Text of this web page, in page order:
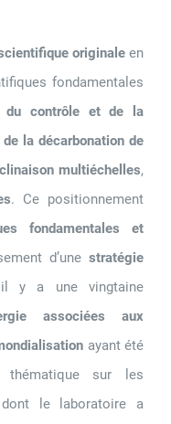
originaleen
fondamentales
du contrôle et de la
la décarbonation de
multiéchelles,
. Ce positionnement
fondamentales et
d’unestratégie
y a une vingtaine
associées aux
ayant été
thématique sur les
le laboratoire a